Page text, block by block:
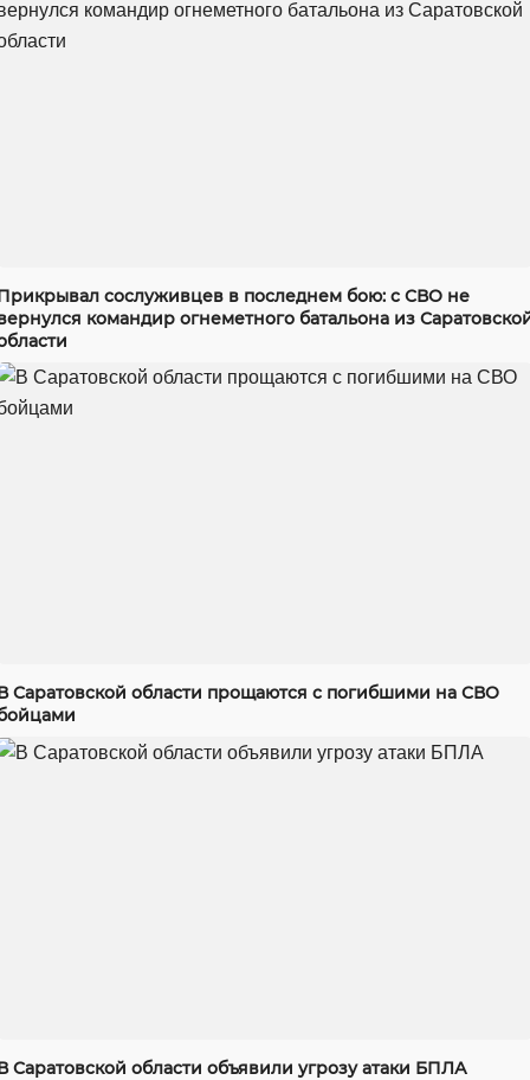
сослуживцев в последнем бою: с СВО не
командир огнеметного батальона из
Саратовской области прощаются с погибшими на СВО
Саратовской области объявили угрозу атаки БПЛА